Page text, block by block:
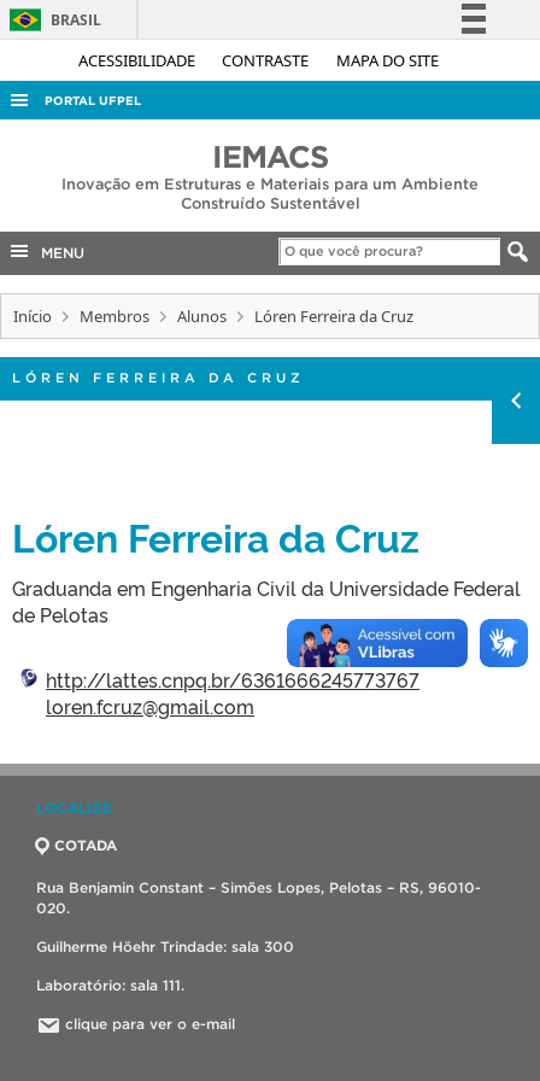
ACESSIBILIDADE CONTRASTE MAPA DO SITE
BRASIL
Simplifique!
Acesso à informação
Legislação
Canais
PORTAL UFPEL
AUDITORIA
IEMACS
Inovação em Estruturas e Materiais para um Ambiente
Construído Sustentável
MENU
Início Membros Alunos Lóren Ferreira da Cruz
LÓREN FERREIRA DA CRUZ
Lóren Ferreira da Cruz
Graduanda em Engenharia Civil da Universidade Federal
de Pelotas
http://lattes.cnpq.br/6361666245773767
loren.fcruz@gmail.com
LOCALIZE
COTADA
Rua Benjamin Constant – Simões Lopes, Pelotas – RS, 96010-
020.
Guilherme Höehr Trindade: sala 300
Laboratório: sala 111.
clique para ver o e-mail